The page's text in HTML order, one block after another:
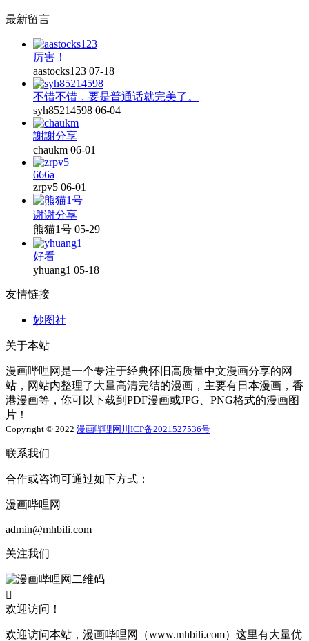
最新留言
厉害！
aastocks123 07-18
不错不错，要是普通话就完美了。
syh85214598 06-04
謝謝分享
chaukm 06-01
666a
zrpv5 06-01
谢谢分享
熊猫1号 05-29
好看
yhuang1 05-18
友情链接
妙图社
关于本站
漫画哔哩网是一个专注于经典怀旧高质量中文漫画分享的网
站，网站内整理了大量高清完结的漫画，主要有日本漫画，香
港漫画等，你可以下载到PDF漫画或JPG、PNG格式的漫画图
片！
Copyright © 2022 漫画哔哩网 川ICP备2021527536号
联系我们
合作或咨询可通过如下方式：
漫画哔哩网
admin@mhbili.com
关注我们

欢迎访问！
欢迎访问本站，漫画哔哩网（www.mhbili.com）这里有大量优